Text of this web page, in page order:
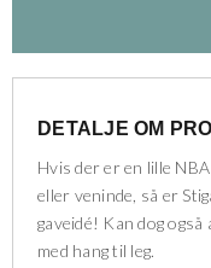
DETALJE OM
Hvis der er en lille
eller veninde, så er
gaveidé! Kan dog
med hang til leg.